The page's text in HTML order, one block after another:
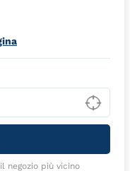
Tab
negozio più vicino